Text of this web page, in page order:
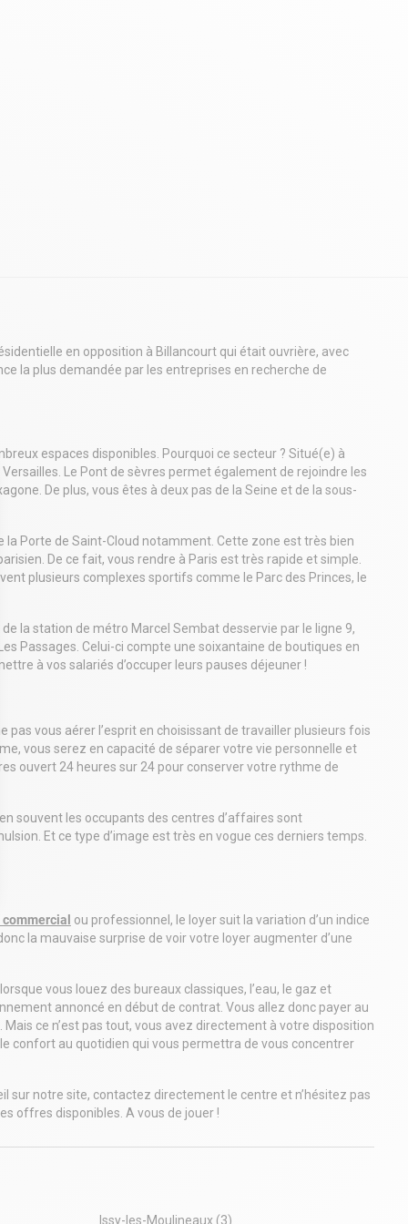
de confidentialité, en garantissant la conformité avec
en opposition à Billancourt qui était ouvrière, avec
la plus demandée par les entreprises en recherche de
espaces disponibles. Pourquoi ce secteur ? Situé(e) à
Le Pont de sèvres permet également de rejoindre les
De plus, vous êtes à deux pas de la Seine et de la sous-
Porte de Saint-Cloud notamment. Cette zone est très bien
De ce fait, vous rendre à Paris est très rapide et simple.
plusieurs complexes sportifs comme le Parc des Princes, le
la station de métro Marcel Sembat desservie par le ligne 9,
Passages. Celui-ci compte une soixantaine de boutiques en
à vos salariés d’occuper leurs pauses déjeuner !
vous aérer l’esprit en choisissant de travailler plusieurs fois
vous serez en capacité de séparer votre vie personnelle et
ouvert 24 heures sur 24 pour conserver votre rythme de
souvent les occupants des centres d’affaires sont
Et ce type d’image est très en vogue ces derniers temps.
commercial ou professionnel, le loyer suit la variation d’un indice
la mauvaise surprise de voir votre loyer augmenter d’une
vous louez des bureaux classiques, l’eau, le gaz et
annoncé en début de contrat. Vous allez donc payer au
ce n’est pas tout, vous avez directement à votre disposition
confort au quotidien qui vous permettra de vous concentrer
sur notre site, contactez directement le centre et n’hésitez pas
offres disponibles. A vous de jouer !
Issy-les-Moulineaux (3)